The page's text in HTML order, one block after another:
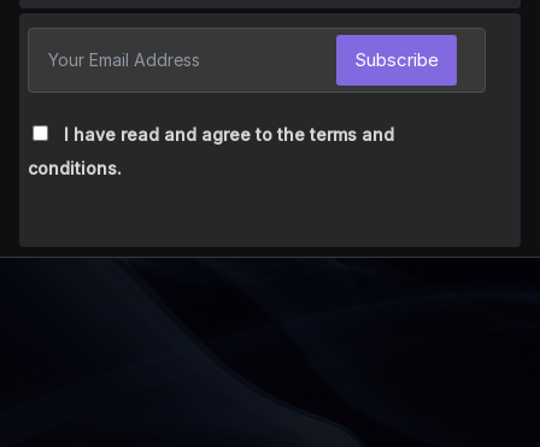
I have read and agree to the terms and
conditions.
Subscribe